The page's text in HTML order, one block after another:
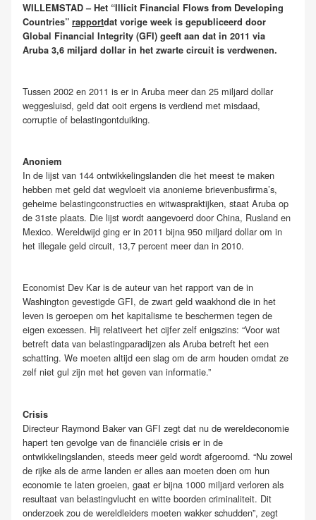
WILLEMSTAD – Het “Illicit Financial Flows from Developing
Countries” rapportdat vorige week is gepubliceerd door
Global Financial Integrity (GFI) geeft aan dat in 2011 via
Aruba 3,6 miljard dollar in het zwarte circuit is verdwenen.
Tussen 2002 en 2011 is er in Aruba meer dan 25 miljard dollar
weggesluisd, geld dat ooit ergens is verdiend met misdaad,
corruptie of belastingontduiking.
Anoniem
In de lijst van 144 ontwikkelingslanden die het meest te maken
hebben met geld dat wegvloeit via anonieme brievenbusfirma’s,
geheime belastingconstructies en witwaspraktijken, staat Aruba op
de 31ste plaats. Die lijst wordt aangevoerd door China, Rusland en
Mexico. Wereldwijd ging er in 2011 bijna 950 miljard dollar om in
het illegale geld circuit, 13,7 percent meer dan in 2010.
Economist Dev Kar is de auteur van het rapport van de in
Washington gevestigde GFI, de zwart geld waakhond die in het
leven is geroepen om het kapitalisme te beschermen tegen de
eigen excessen. Hij relativeert het cijfer zelf enigszins: “Voor wat
betreft data van belastingparadijzen als Aruba betreft het een
schatting. We moeten altijd een slag om de arm houden omdat ze
zelf niet gul zijn met het geven van informatie.”
Crisis
Directeur Raymond Baker van GFI zegt dat nu de wereldeconomie
hapert ten gevolge van de financiële crisis er in de
ontwikkelingslanden, steeds meer geld wordt afgeroomd. “Nu zowel
de rijke als de arme landen er alles aan moeten doen om hun
economie te laten groeien, gaat er bijna 1000 miljard verloren als
resultaat van belastingvlucht en witte boorden criminaliteit. Dit
onderzoek zou de wereldleiders moeten wakker schudden”, zegt